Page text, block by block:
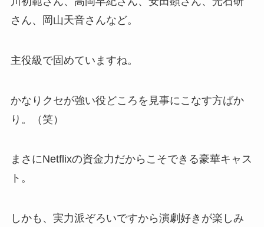
さん、岡山天音さんなど。
主役級で固めていますね。
かなりクセが強い役どころを見事にこなす方ばか
り。（笑）
まさにNetflixの資金力だからこそできる豪華キャス
ト。
しかも、実力派ぞろいですから演劇好きが楽しみ